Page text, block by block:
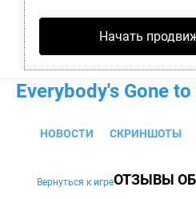
Начать
Everybody's Gone
НОВОСТИ СКРИНШОТЫ
Вернуться к игреОТЗЫВЫ